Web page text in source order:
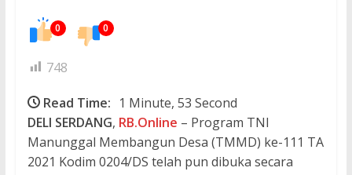
0 0
748
Read Time: 1 Minute, 53 Second
DELI SERDANG, RB.Online – Program TNI
Manunggal Membangun Desa (TMMD) ke-111 TA
2021 Kodim 0204/DS telah pun dibuka secara